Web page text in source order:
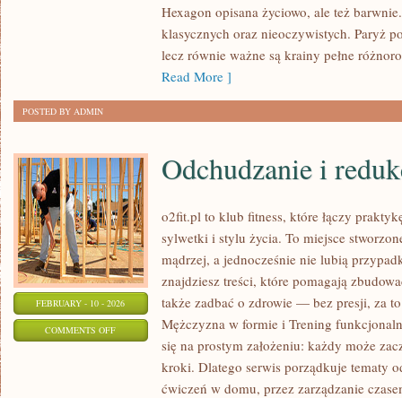
Hexagon opisana życiowo, ale też
klasycznych oraz nieoczywistych. Paryż
lecz równie ważne są krainy pełne
Read More ]
POSTED BY ADMIN
FEBRUARY - 10 - 2026
COMMENTS OFFON
ODCHUDZANIE
Odchudzanie i
o2fit.pl to klub fitness, które łączy
sylwetki i stylu życia. To miejsce
mądrzej, a jednocześnie nie lubią
znajdziesz treści, które pomagają
także zadbać o zdrowie — bez presji, za
Mężczyzna w formie i Trening
się na prostym założeniu: każdy może
kroki. Dlatego serwis porządkuje tematy
ćwiczeń w domu, przez zarządzanie